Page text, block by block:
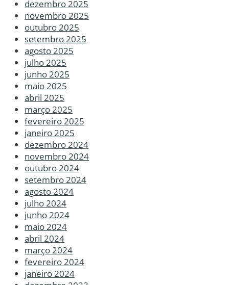
dezembro 2025
novembro 2025
outubro 2025
setembro 2025
agosto 2025
julho 2025
junho 2025
maio 2025
abril 2025
março 2025
fevereiro 2025
janeiro 2025
dezembro 2024
novembro 2024
outubro 2024
setembro 2024
agosto 2024
julho 2024
junho 2024
maio 2024
abril 2024
março 2024
fevereiro 2024
janeiro 2024